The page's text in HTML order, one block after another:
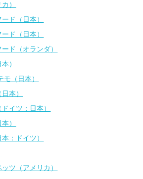
）
ド（日本）
ド（日本）
ド（オランダ）
）
（日本）
本）
イツ：日本）
）
：ドイツ）
ツ（アメリカ）